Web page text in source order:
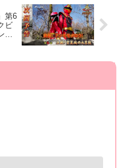
プルの4Ver.で9月発売！
第6
ビ